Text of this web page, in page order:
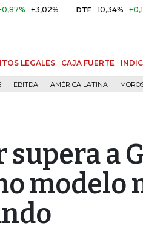
DTF 10,34% +0,10%
LEGALES CAJA FUERTE
EBITDA AMÉRICA LATINA
a
modelo